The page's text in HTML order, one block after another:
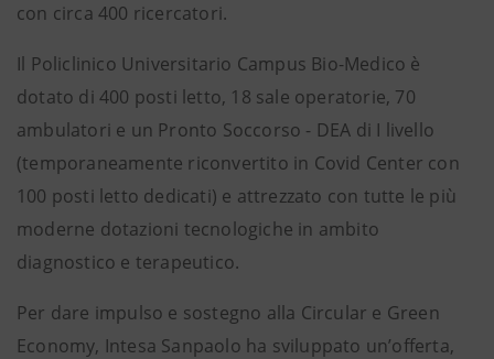
con circa 400 ricercatori.
Il Policlinico Universitario Campus Bio-Medico è
dotato di 400 posti letto, 18 sale operatorie, 70
ambulatori e un Pronto Soccorso - DEA di I livello
(temporaneamente riconvertito in Covid Center con
100 posti letto dedicati) e attrezzato con tutte le più
moderne dotazioni tecnologiche in ambito
diagnostico e terapeutico.
Per dare impulso e sostegno alla Circular e Green
Economy, Intesa Sanpaolo ha sviluppato un’offerta,